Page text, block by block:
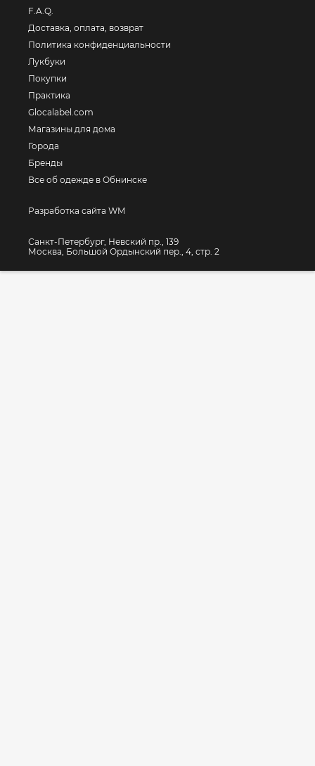
F.A.Q.
Доставка, оплата, возврат
Политика конфиденциальности
Лукбуки
Покупки
Практика
Glocalabel.com
Магазины для дома
Города
Бренды
Все об одежде в Обнинске
Разработка сайта WM
Санкт-Петербург, Невский пр., 139
Москва, Большой Ордынский пер., 4, стр. 2